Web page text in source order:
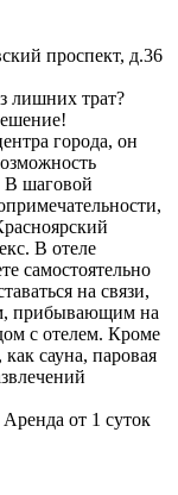
проспект, д.36
лишних трат?
города, он
В шаговой
В отеле
самостоятельно
на связи,
прибывающим на
с отелем. Кроме
сауна, паровая
Аренда от 1 суток